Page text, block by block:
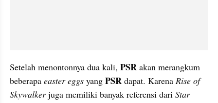
Setelah menontonnya dua kali, PSR akan merangkum
beberapa easter eggs yang PSR dapat. Karena Rise of
Skywalker juga memiliki banyak referensi dari Star